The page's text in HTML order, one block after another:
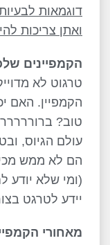
דוגמאות
ואתן צריכות
הקמפיינים
טרגוט לא
הקמפיין. האם
טוב?
עולם הגיוס,
הם לא ממש
(ומי שלא יודע
יידע לטרגט
מאחורי